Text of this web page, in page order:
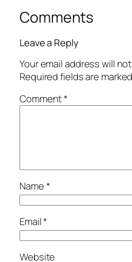
Comments
Leave a Reply
Your email address will
Required fields are
Comment*
Name*
Email*
Website